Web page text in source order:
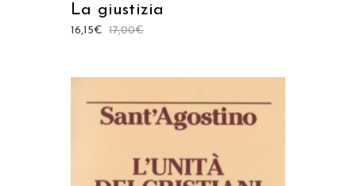
La giustizia
17,00€
16,15€